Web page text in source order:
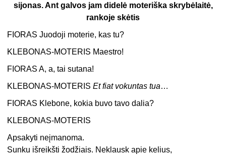
sijonas. Ant galvos jam didelė moteriška skrybėlaitė,
rankoje skėtis
FIORAS Juodoji moterie, kas tu?
KLEBONAS-MOTERIS Maestro!
FIORAS A, a, tai sutana!
KLEBONAS-MOTERISEt fiat vokuntas tua…
FIORAS Klebone, kokia buvo tavo dalia?
KLEBONAS-MOTERIS
Apsakyti neįmanoma.
Sunku išreikšti žodžiais. Neklausk apie kelius,